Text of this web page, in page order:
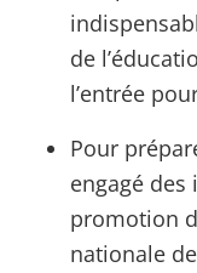
de
l’entrée
Pour
engagé
promotion
nationale